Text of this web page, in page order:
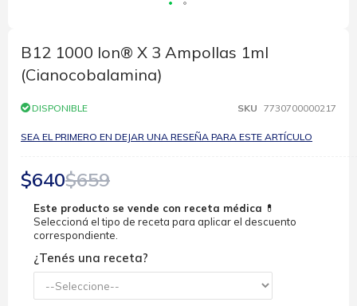
comienzo
de
la
de
imágenes
B12 1000 Ion® X 3 Ampollas 1ml
(Cianocobalamina)
DISPONIBLE SKU 7730700000217
SEA EL PRIMERO EN DEJAR UNA RESEÑA PARA ESTE ARTÍCULO
$640$659
Este producto se vende con receta médica 💊
Seleccioná el tipo de receta para aplicar el descuento
correspondiente.
¿Tenés una receta?